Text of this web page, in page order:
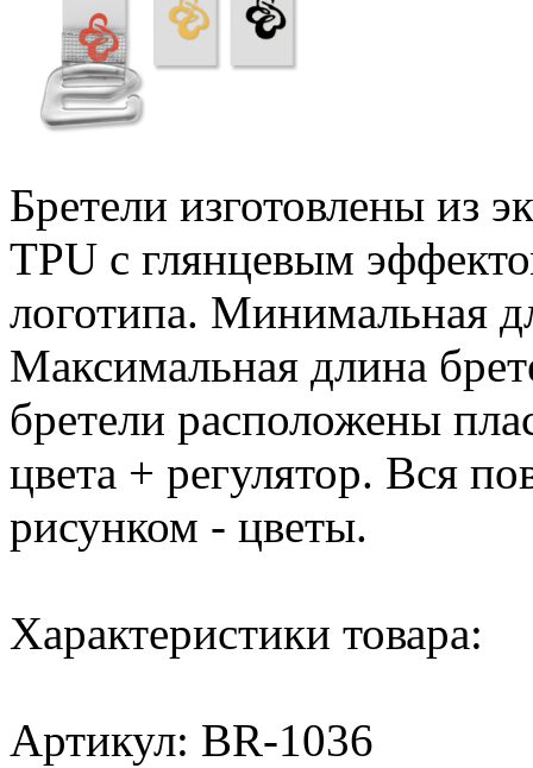
Бретели изготовлены из
TPU с глянцевым
логотипа. Минимальная
Максимальная длина
бретели расположены
цвета + регулятор. Вся
рисунком - цветы.
Характеристики товара:
Артикул: BR-1036